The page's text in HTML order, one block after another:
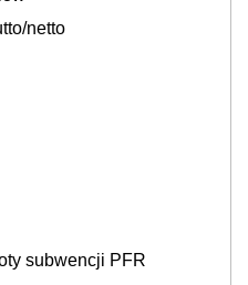
netto
subwencji PFR